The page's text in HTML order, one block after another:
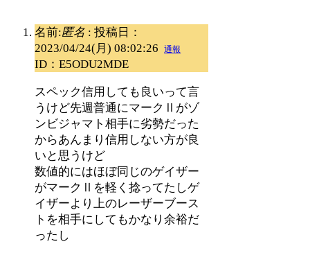
名前:匿名 : 投稿日：
2023/04/24(月) 08:02:26
通報
ID：E5ODU2MDE
スペック信用しても良いって言
うけど先週普通にマークⅡがゾ
ンビジャマト相手に劣勢だった
からあんまり信用しない方が良
いと思うけど
数値的にはほぼ同じのゲイザー
がマークⅡを軽く捻ってたしゲ
イザーより上のレーザーブース
トを相手にしてもかなり余裕だ
ったし